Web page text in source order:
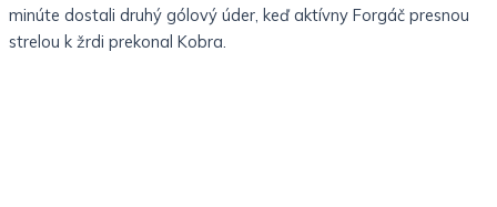
minúte dostali druhý gólový úder, keď aktívny Forgáč presnou
strelou k žrdi prekonal Kobra.